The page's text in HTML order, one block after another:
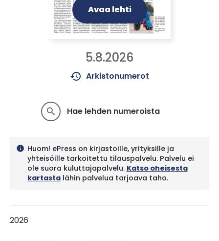
Avaa lehti
5.8.2026
history Arkistonumerot
search Hae lehden numeroista
info Huom! ePress on kirjastoille, yrityksille ja
yhteisöille tarkoitettu tilauspalvelu. Palvelu ei
ole suora kuluttajapalvelu. Katso oheisesta
kartastalähin palvelua tarjoava taho.
2026